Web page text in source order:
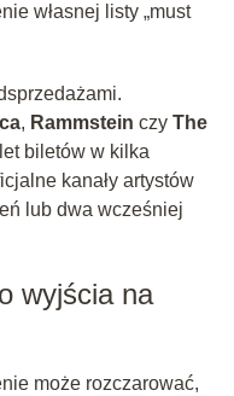
własnej listy „must
, Rammstein czy The
biletów w kilka
kanały artystów
lub dwa wcześniej
wyjścia na
może rozczarować,